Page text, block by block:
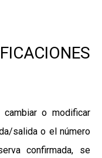
o modificar
salida o el número
confirmada, se